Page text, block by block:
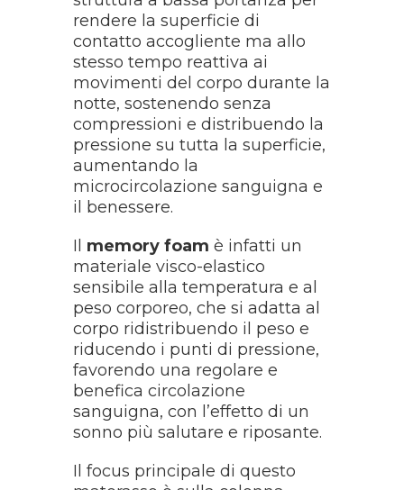
rendere la superficie di
contatto accogliente ma allo
stesso tempo reattiva ai
movimenti del corpo durante la
notte, sostenendo senza
compressioni e distribuendo la
pressione su tutta la superficie,
aumentando la
microcircolazione sanguigna e
il benessere.
Il memory foam è infatti un
materiale visco-elastico
sensibile alla temperatura e al
peso corporeo, che si adatta al
corpo ridistribuendo il peso e
riducendo i punti di pressione,
favorendo una regolare e
benefica circolazione
sanguigna, con l’effetto di un
sonno più salutare e riposante.
Il focus principale di questo